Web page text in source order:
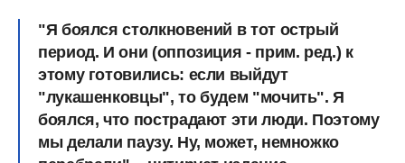
"Я боялся столкновений в тот острый
период. И они (оппозиция - прим. ред.) к
этому готовились: если выйдут
"лукашенковцы", то будем "мочить". Я
боялся, что пострадают эти люди. Поэтому
мы делали паузу. Ну, может, немножко